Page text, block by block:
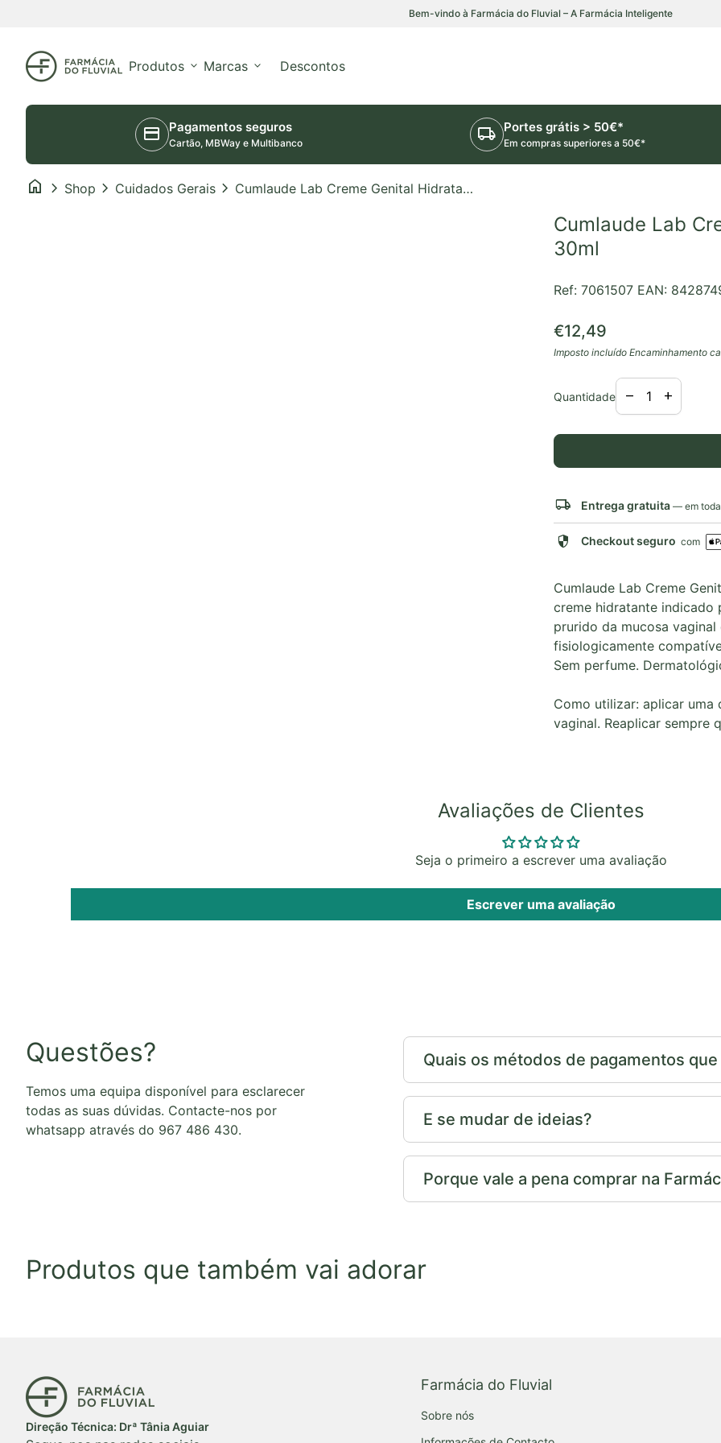
Bem-vindo à Farmácia do Fluvial – A Farmácia Inteligente
Início Produtos expand_more Marcas expand_more Descontos
credit_card Pagamentos seguros
Cartão, MBWay e Multibanco local_shipping Portes grátis > 50€*
Em compras superiores a 50€*
home chevron_right Shop chevron_right Cuidados Gerais chevron_right
Cumlaude Lab Creme Genital Hidratante Externo 30ml
Cumlaude Lab
30ml
Ref: 7061507 EAN:
Preço normal
€12,49
Imposto incluído Encaminhamento
Quantidade
Diminuir a
remove
Aumentar
add
local_shipping Entrega gratuita — em
security Checkout seguro com
Cumlaude Lab Creme
creme hidratante indicado
prurido da mucosa
fisiologicamente
Sem perfume.
Como utilizar: aplicar
vaginal. Reaplicar sempre
Avaliações de Clientes
Seja o primeiro a escrever uma avaliação
Escrever uma avaliação
Questões?
Temos uma equipa disponível para esclarecer
todas as suas dúvidas. Contacte-nos por
whatsapp através do 967 486 430.
Quais os métodos de pagamentos
E se mudar de ideias?
Porque vale a pena comprar na
Produtos que também vai adorar
Início
Direção Técnica: Drª Tânia Aguiar
Farmácia do Fluvial
Sobre nós